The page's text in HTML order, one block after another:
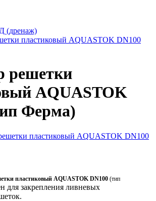
пластиковый AQUASTOK DN100
решетки
AQUASTOK
Ферма)
пластиковый AQUASTOK DN100 (тип
для закрепления ливневых